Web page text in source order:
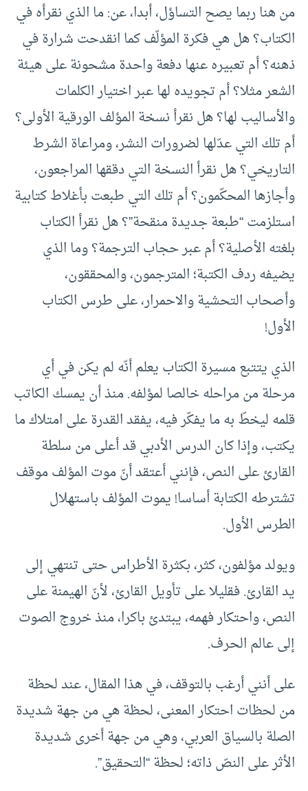
من هنا ربما يصح التساؤل، أبدا، عن: ما الذي نقرأه في
الكتاب؟ هل هي فكرة المؤلّف كما انقدحت شرارة في
ذهنه؟ أم تعبيره عنها دفعة واحدة مشحونة على هيئة
الشعر مثلا؟ أم تجويده لها عبر اختيار الكلمات
والأساليب لها؟ هل نقرأ نسخة المؤلف الورقية الأولى؟
أم تلك التي عدّلها لضرورات النشر، ومراعاة الشرط
التاريخي؟ هل نقرأ النسخة التي دققها المراجعون،
وأجازها المحكّمون؟ أم تلك التي طبعت بأغلاط كتابية
استلزمت “طبعة جديدة منقحة”؟ هل نقرأ الكتاب
بلغته الأصلية؟ أم عبر حجاب الترجمة؟ وما الذي
يضيفه ردف الكتبة؛ المترجمون، والمحققون،
وأصحاب التحشية والاحمرار، على طرس الكتاب
الأول!
الذي يتتبع مسيرة الكتاب يعلم أنّه لم يكن في أي
مرحلة من مراحله خالصا لمؤلفه. منذ أن يمسك الكاتب
قلمه ليخطّ به ما يفكّر فيه، يفقد القدرة على امتلاك ما
يكتب، وإذا كان الدرس الأدبي قد أعلى من سلطة
القارئ على النص، فإنني أعتقد أنّ موت المؤلف موقف
تشترطه الكتابة أساسا! يموت المؤلف باستهلال
الطرس الأول.
ويولد مؤلفون، كثر، بكثرة الأطراس حتى تنتهي إلى
يد القارئ. فقليلا على تأويل القارئ، لأنّ الهيمنة على
النص، واحتكار فهمه، يبتدئ باكرا، منذ خروج الصوت
إلى عالم الحرف.
على أنني أرغب بالتوقف، في هذا المقال، عند لحظة
من لحظات احتكار المعنى، لحظة هي من جهة شديدة
الصلة بالسياق العربي، وهي من جهة أخرى شديدة
الأثر على النصّ ذاته؛ لحظة “التحقيق”.